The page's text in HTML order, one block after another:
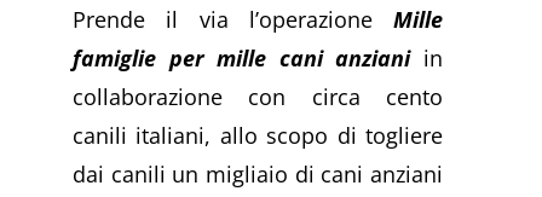
Prende il via l’operazione Mille
famiglie per mille cani anzianiin
collaborazione con circa cento
canili italiani, allo scopo di togliere
dai canili un migliaio di cani anziani